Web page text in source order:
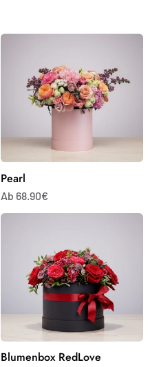
Pearl
Pearl
Ab 68.90€
Blumenbox
Blumenbox RedLove